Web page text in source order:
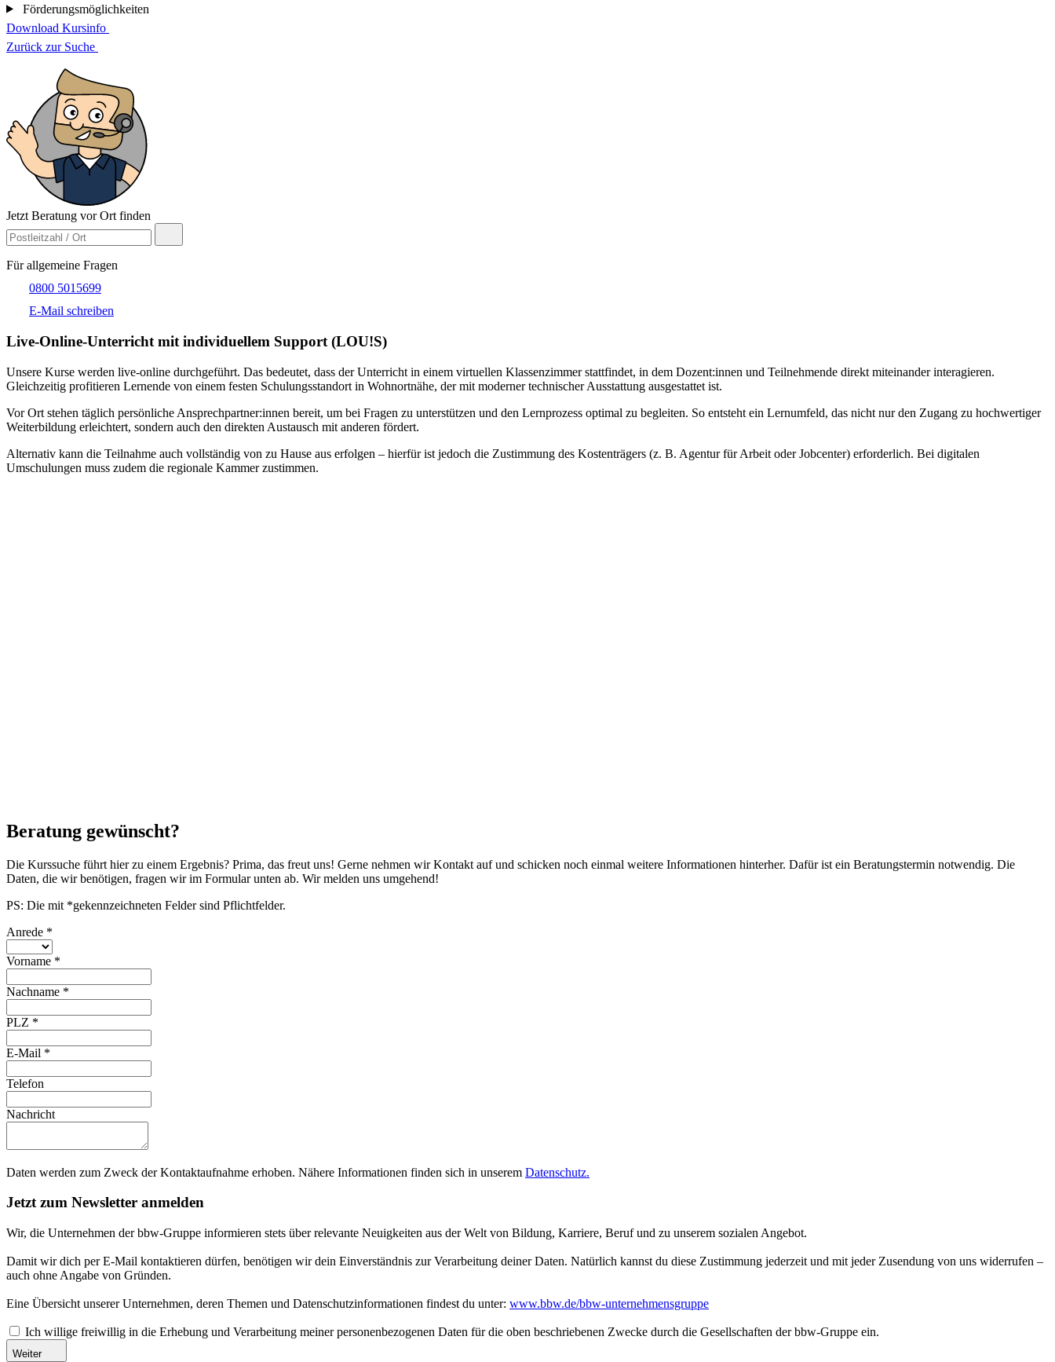
Förderungsmöglichkeiten
Download Kursinfo
Zurück zur Suche
Jetzt Beratung vor Ort finden
Für allgemeine Fragen
0800 5015699
E-Mail schreiben
Live-​Online-Unterricht mit individuellem Support (LOU!S)
Unsere Kurse werden live-online durchgeführt. Das bedeutet, dass der Unterricht in einem virtuellen Klassenzimmer stattfindet, in dem Dozent:innen und Teilnehmende direkt miteinander interagieren.
Gleichzeitig profitieren Lernende von einem festen Schulungsstandort in Wohnortnähe, der mit moderner technischer Ausstattung ausgestattet ist.
Vor Ort stehen täglich persönliche Ansprechpartner:innen bereit, um bei Fragen zu unterstützen und den Lernprozess optimal zu begleiten. So entsteht ein Lernumfeld, das nicht nur den Zugang zu hochwertiger
Weiterbildung erleichtert, sondern auch den direkten Austausch mit anderen fördert.
Alternativ kann die Teilnahme auch vollständig von zu Hause aus erfolgen – hierfür ist jedoch die Zustimmung des Kostenträgers (z. B. Agentur für Arbeit oder Jobcenter) erforderlich. Bei digitalen
Umschulungen muss zudem die regionale Kammer zustimmen.
Beratung gewünscht?
Die Kurssuche führt hier zu einem Ergebnis? Prima, das freut uns! Gerne nehmen wir Kontakt auf und schicken noch einmal weitere Informationen hinterher. Dafür ist ein Beratungstermin notwendig. Die
Daten, die wir benötigen, fragen wir im Formular unten ab. Wir melden uns umgehend!
PS: Die mit *gekennzeichneten Felder sind Pflichtfelder.
Anrede *
Vorname *
Nachname *
PLZ *
E-Mail *
Telefon
Nachricht
Daten werden zum Zweck der Kontaktaufnahme erhoben. Nähere Informationen finden sich in unserem Datenschutz.
Jetzt zum Newsletter anmelden
Wir, die Unternehmen der bbw-Gruppe informieren stets über relevante Neuigkeiten aus der Welt von Bildung, Karriere, Beruf und zu unserem sozialen Angebot.
Damit wir dich per E-Mail kontaktieren dürfen, benötigen wir dein Einverständnis zur Verarbeitung deiner Daten. Natürlich kannst du diese Zustimmung jederzeit und mit jeder Zusendung von uns widerrufen –
auch ohne Angabe von Gründen.
Eine Übersicht unserer Unternehmen, deren Themen und Datenschutzinformationen findest du unter: www.bbw.de/bbw-unternehmensgruppe
Ich willige freiwillig in die Erhebung und Verarbeitung meiner personenbezogenen Daten für die oben beschriebenen Zwecke durch die Gesellschaften der bbw-Gruppe ein.
Weiter